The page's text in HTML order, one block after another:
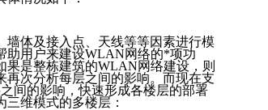
墙体及接入点、天线等等因素进行模
助用户来建设WLAN网络的*项功
是整栋建筑的WLAN网络建设，则
再次分析每层之间的影响。而现在支
间的影响，快速形成各楼层的部署
维模式的多楼层：